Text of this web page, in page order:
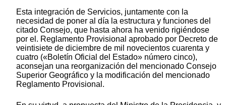
Esta integración de Servicios, juntamente con la
necesidad de poner al día la estructura y funciones del
citado Consejo, que hasta ahora ha venido rigiéndose
por el. Reglamento Provisional aprobado por Decreto de
veintisiete de diciembre de mil novecientos cuarenta y
cuatro («Boletín Oficial del Estado» número cinco),
aconsejan una reorganización del mencionado Consejo
Superior Geográfico y la modificación del mencionado
Reglamento Provisional.